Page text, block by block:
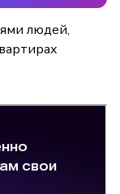
людей,